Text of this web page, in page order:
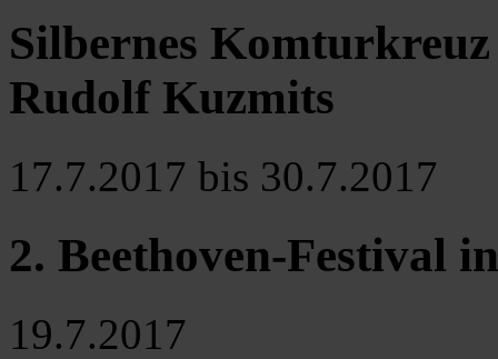
Silbernes
Rudolf Kuzmits
17.7.2017 bis 30.7.2017
2. Beethoven-Festival
19.7.2017